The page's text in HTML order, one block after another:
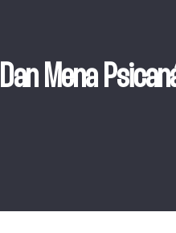
Dan Mena